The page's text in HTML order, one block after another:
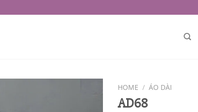
HOME / ÁO DÀI
AD68